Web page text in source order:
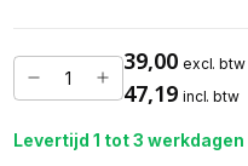
39,00 excl. btw
47,19 incl. btw
Levertijd 1 tot 3 werkdagen